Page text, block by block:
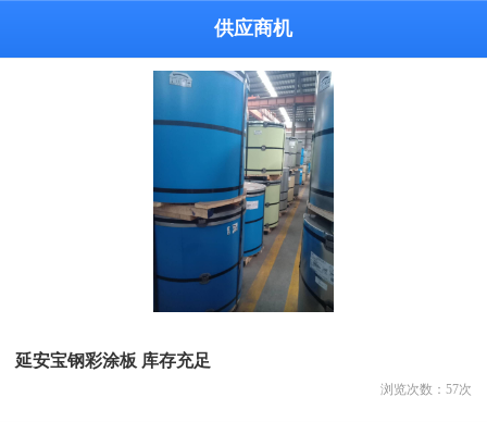
供应商机
延安宝钢彩涂板 库存充足
浏览次数： 57次